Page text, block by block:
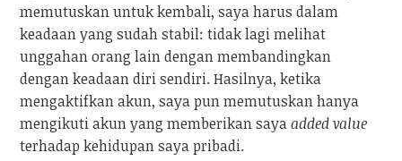
memutuskan untuk kembali, saya harus dalam
keadaan yang sudah stabil: tidak lagi melihat
unggahan orang lain dengan membandingkan
dengan keadaan diri sendiri. Hasilnya, ketika
mengaktifkan akun, saya pun memutuskan hanya
mengikuti akun yang memberikan sayaadded value
terhadap kehidupan saya pribadi.